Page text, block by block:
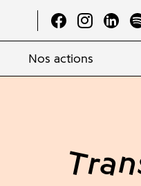
Nos actions